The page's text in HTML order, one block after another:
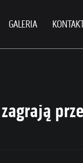
GALERIA